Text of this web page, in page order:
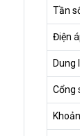
Tần
Điện
Dung
Cổng